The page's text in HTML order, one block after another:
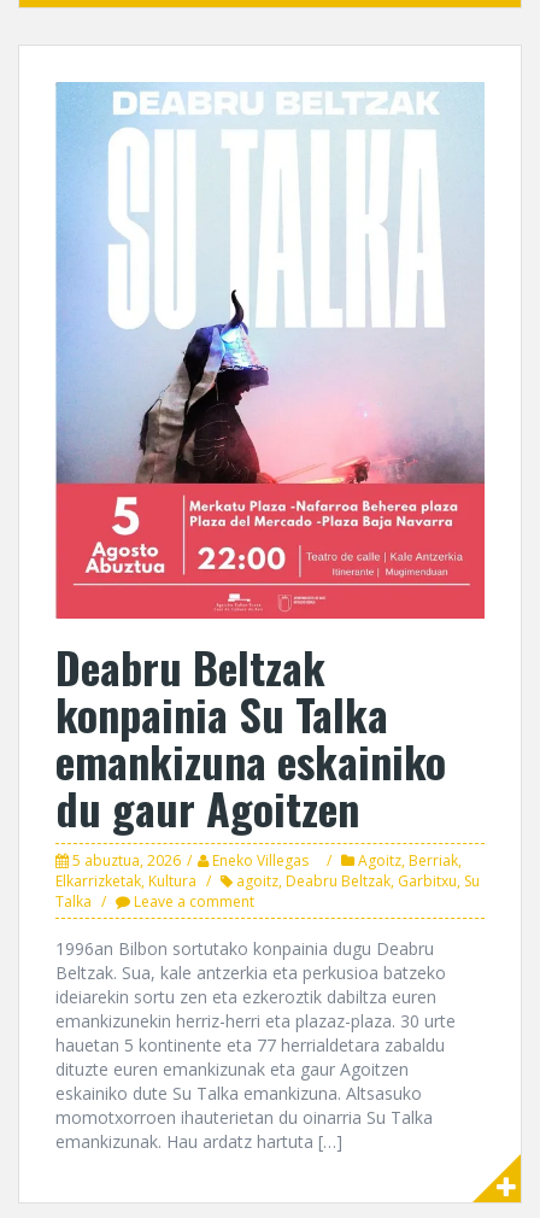
Deabru Beltzak
konpainia Su Talka
emankizuna eskainiko
du gaur Agoitzen
5 abuztua, 2026 Eneko Villegas Agoitz,Berriak,
Elkarrizketak,Kultura agoitz,Deabru Beltzak, Garbitxu, Su
Talka
Leave a comment
1996an Bilbon sortutako konpainia dugu Deabru
Beltzak. Sua, kale antzerkia eta perkusioa batzeko
ideiarekin sortu zen eta ezkeroztik dabiltza euren
emankizunekin herriz-herri eta plazaz-plaza. 30 urte
hauetan 5 kontinente eta 77 herrialdetara zabaldu
dituzte euren emankizunak eta gaur Agoitzen
eskainiko dute Su Talka emankizuna. Altsasuko
momotxorroen ihauterietan du oinarria Su Talka
emankizunak. Hau ardatz hartuta […]